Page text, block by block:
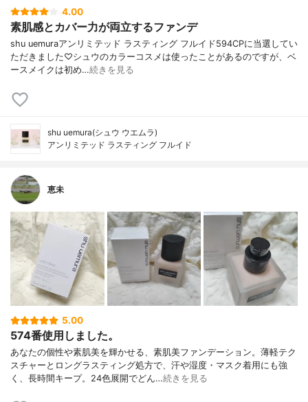
4.00
素肌感とカバー力が両立するファンデ
shu uemuraアンリミテッド ラスティング フルイド594CPに当選してい
ただきました♡シュウのカラーコスメは使ったことがあるのですが、ベ
ースメイクは初め…続きを見る
shu uemura(シュウ ウエムラ)
アンリミテッド ラスティング フルイド
恵未
5.00
574番使用しました。
あなたの個性や素肌美を輝かせる、素肌美ファンデーション。薄軽テク
スチャーとロングラスティング処方で、汗や湿度・マスク着用にも強
く、長時間キープ。24色展開でどん…続きを見る